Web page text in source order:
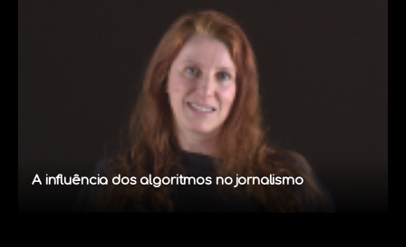
A influência dos algoritmos no jornalismo